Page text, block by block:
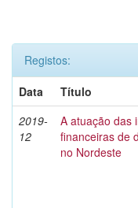
Registos:
Data
Título
2019-
12
A atuação das
financeiras de
no Nordeste